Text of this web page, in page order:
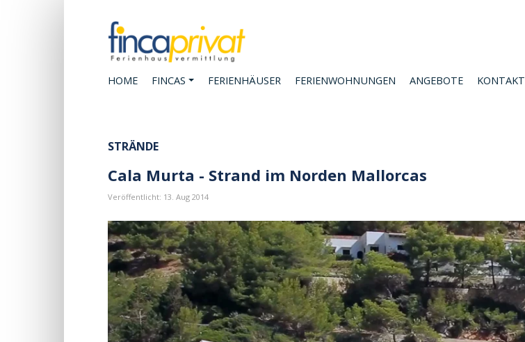
HOME FINCAS FERIENHÄUSER FERIENWOHNUNGEN ANGEBOTE KONTAKT
STRÄNDE
Cala Murta - Strand im Norden Mallorcas
Veröffentlicht: 13. Aug 2014